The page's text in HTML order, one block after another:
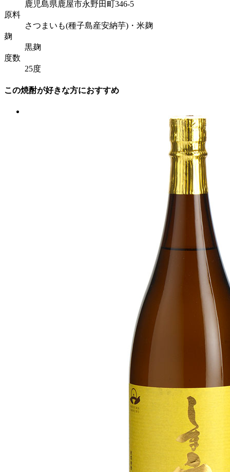
鹿児島県鹿屋市永野田町346-5
原料
さつまいも(種子島産安納芋)・米麹
麹
黒麹
度数
25度
この焼酎が好きな方におすすめ